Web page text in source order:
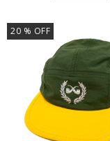
20 % OFF